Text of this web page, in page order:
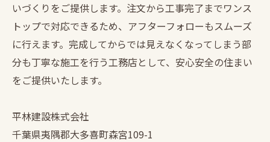
いづくりをご提供します。注文から工事完了までワンス
トップで対応できるため、アフターフォローもスムーズ
に行えます。完成してからでは見えなくなってしまう部
分も丁寧な施工を行う工務店として、安心安全の住まい
をご提供いたします。
平林建設株式会社
千葉県夷隅郡大多喜町森宮109-1